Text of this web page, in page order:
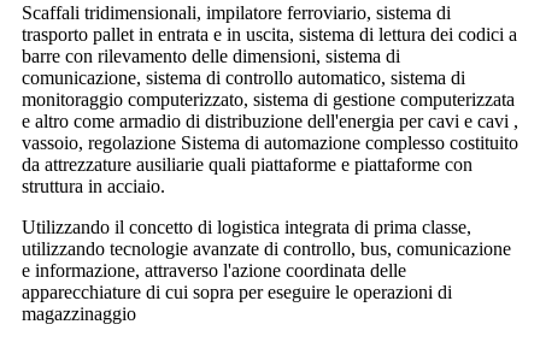
Scaffali tridimensionali, impilatore ferroviario, sistema di
trasporto pallet in entrata e in uscita, sistema di lettura dei codici a
barre con rilevamento delle dimensioni, sistema di
comunicazione, sistema di controllo automatico, sistema di
monitoraggio computerizzato, sistema di gestione computerizzata
e altro come armadio di distribuzione dell'energia per cavi e cavi ,
vassoio, regolazione Sistema di automazione complesso costituito
da attrezzature ausiliarie quali piattaforme e piattaforme con
struttura in acciaio.
Utilizzando il concetto di logistica integrata di prima classe,
utilizzando tecnologie avanzate di controllo, bus, comunicazione
e informazione, attraverso l'azione coordinata delle
apparecchiature di cui sopra per eseguire le operazioni di
magazzinaggio